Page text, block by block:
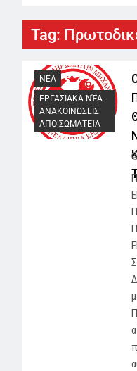
Tag:
NEA
ΕΡΓΑΣΙΑΚΆ ΝΈΑ -
AΝΑΚΟΙΝΏΣΕΙΣ
ΑΠΟ ΣΩΜΑΤΕΊΑ